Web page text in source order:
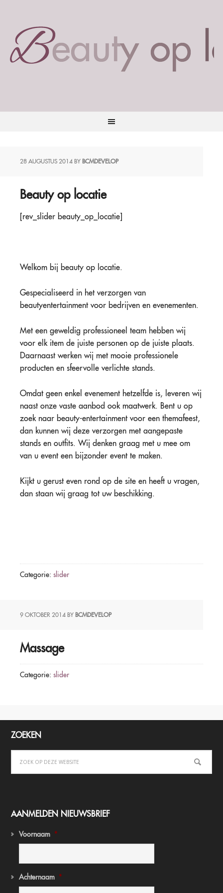
28 AUGUSTUS 2014 BY BCMDEVELOP
Beauty op locatie
[rev_slider beauty_op_locatie]
Welkom bij beauty op locatie.
Gespecialiseerd in het verzorgen van
beautyentertainment voor bedrijven en evenementen.
Met een geweldig professioneel team hebben wij
voor elk item de juiste personen op de juiste plaats.
Daarnaast werken wij met mooie professionele
producten en sfeervolle verlichte stands.
Omdat geen enkel evenement hetzelfde is, leveren wij
naast onze vaste aanbod ook maatwerk. Bent u op
zoek naar beauty-entertainment voor een themafeest,
dan kunnen wij deze verzorgen met aangepaste
stands en outfits. Wij denken graag met u mee om
van u event een bijzonder event te maken.
Kijkt u gerust even rond op de site en heeft u vragen,
dan staan wij graag tot uw beschikking.
Categorie: slider
9 OKTOBER 2014 BY BCMDEVELOP
Massage
Categorie: slider
ZOEKEN
AANMELDEN NIEUWSBRIEF
Voornaam *
Achternaam *